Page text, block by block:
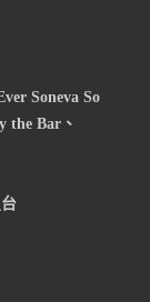
Soneva So
the Bar、